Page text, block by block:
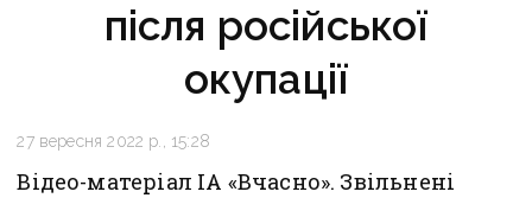
після російської
окупації
27 вересня 2022 р., 15:28
Відео-матеріал ІА «Вчасно». Звільнені